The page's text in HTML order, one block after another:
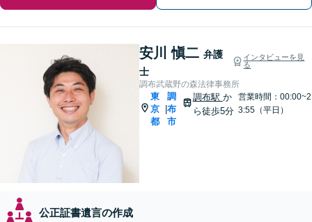
安川 愼二 弁護
士
インタビューを見
る
調布武蔵野の森法律事務所
東
京
都
調
布
市
調布駅 か
ら徒歩5分
営業時間：00:00~2
3:55（平日）
公正証書遺言の作成